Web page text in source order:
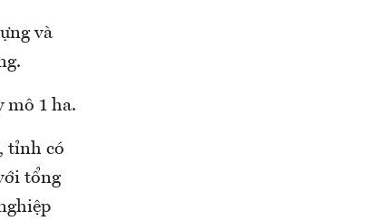
và
mô 1 ha.
tỉnh có
tổng